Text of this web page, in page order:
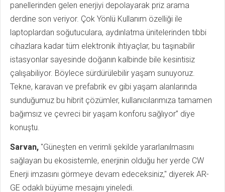
panellerinden gelen enerjiyi depolayarak priz arama
derdine son veriyor. Çok Yönlü Kullanım özelliği ile
laptoplardan soğutuculara, aydınlatma ünitelerinden tıbbi
cihazlara kadar tüm elektronik ihtiyaçlar, bu taşınabilir
istasyonlar sayesinde doğanın kalbinde bile kesintisiz
çalışabiliyor. Böylece sürdürülebilir yaşam sunuyoruz.
Tekne, karavan ve prefabrik ev gibi yaşam alanlarında
sunduğumuz bu hibrit çözümler, kullanıcılarımıza tamamen
bağımsız ve çevreci bir yaşam konforu sağlıyor” diye
konuştu.
Sarvan, "Güneşten en verimli şekilde yararlanılmasını
sağlayan bu ekosistemle, enerjinin olduğu her yerde CW
Enerji imzasını görmeye devam edeceksiniz," diyerek AR-
GE odaklı büyüme mesajını yineledi.